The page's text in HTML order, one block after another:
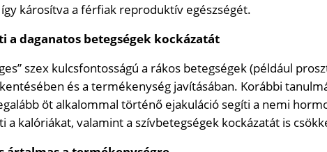
károsítva a férfiak reproduktív egészségét.
a daganatos betegségek kockázatát
szex kulcsfontosságú a rákos betegségek (például
és a termékenység javításában. Korábbi
öt alkalommal történő ejakuláció segíti a nemi
a kalóriákat, valamint a szívbetegségek kockázatát is